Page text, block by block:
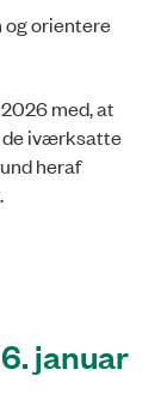
og orientere
med, at
de iværksatte
heraf
januar